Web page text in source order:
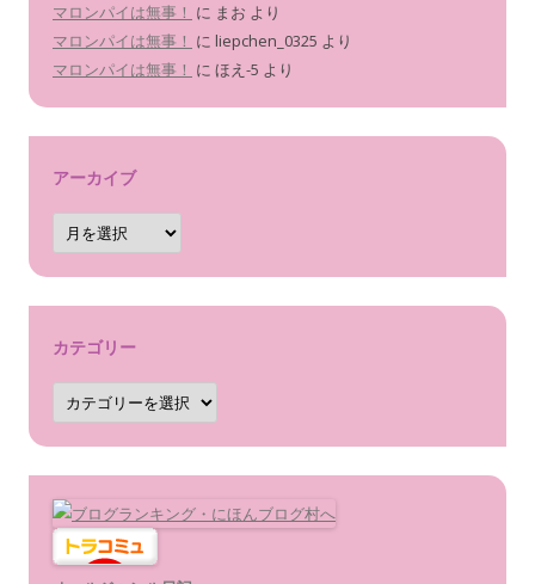
マロンパイは無事！ に まお より
マロンパイは無事！ に liepchen_0325 より
マロンパイは無事！ に ほえ-5 より
アーカイブ
ア
ー
カ
カテゴリー
カ
テ
ゴ